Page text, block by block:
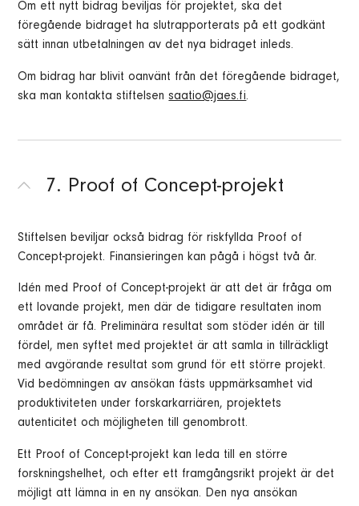
Om ett nytt bidrag beviljas för projektet, ska det
föregående bidraget ha slutrapporterats på ett godkänt
sätt innan utbetalningen av det nya bidraget inleds.
Om bidrag har blivit oanvänt från det föregående bidraget,
ska man kontakta stiftelsensaatio@jaes.fi.
7. Proof of Concept-projekt
Stiftelsen beviljar också bidrag för riskfyllda Proof of
Concept-projekt. Finansieringen kan pågå i högst två år.
Idén med Proof of Concept-projekt är att det är fråga om
ett lovande projekt, men där de tidigare resultaten inom
området är få. Preliminära resultat som stöder idén är till
fördel, men syftet med projektet är att samla in tillräckligt
med avgörande resultat som grund för ett större projekt.
Vid bedömningen av ansökan fästs uppmärksamhet vid
produktiviteten under forskarkarriären, projektets
autenticitet och möjligheten till genombrott.
Ett Proof of Concept-projekt kan leda till en större
forskningshelhet, och efter ett framgångsrikt projekt är det
möjligt att lämna in en ny ansökan. Den nya ansökan